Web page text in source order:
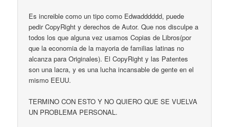
Es increible como un tipo como Edwadddddd, puede
pedir CopyRight y derechos de Autor. Que nos disculpe a
todos los que alguna vez usamos Copias de Libros(por
que la economia de la mayoria de familias latinas no
alcanza para Originales). El CopyRight y las Patentes
son una lacra, y es una lucha incansable de gente en el
mismo EEUU.
TERMINO CON ESTO Y NO QUIERO QUE SE VUELVA
UN PROBLEMA PERSONAL.